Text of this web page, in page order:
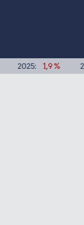
1,9 % 2024: 1,9